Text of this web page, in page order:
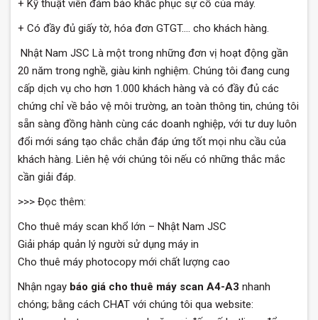
+ Kỹ thuật viên đảm bảo khắc phục sự cố của máy.
+ Có đầy đủ giấy tờ, hóa đơn GTGT…. cho khách hàng.
Nhật Nam JSC Là một trong những đơn vị hoạt động gần
20 năm trong nghề, giàu kinh nghiệm. Chúng tôi đang cung
cấp dịch vụ cho hơn 1.000 khách hàng và có đầy đủ các
chứng chỉ về bảo vệ môi trường, an toàn thông tin, chúng tôi
sẵn sàng đồng hành cùng các doanh nghiệp, với tư duy luôn
đổi mới sáng tạo chắc chắn đáp ứng tốt mọi nhu cầu của
khách hàng. Liên hệ với chúng tôi nếu có những thắc mắc
cần giải đáp.
>>> Đọc thêm:
Cho thuê máy scan khổ lớn – Nhật Nam JSC
Giải pháp quản lý người sử dụng máy in
Cho thuê máy photocopy mới chất lượng cao
Nhận ngay báo giá cho thuê máy scan A4-A3 nhanh
chóng; bằng cách CHAT với chúng tôi qua website: